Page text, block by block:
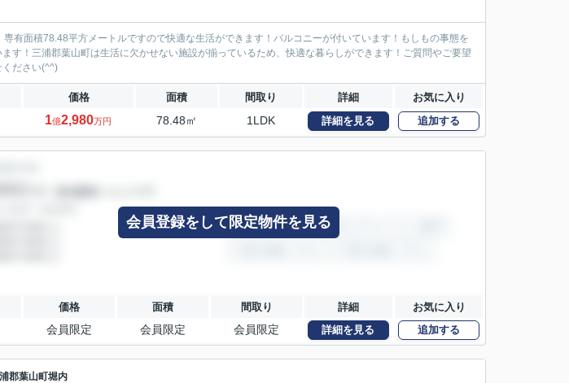
有面積78.48平方メートルですので快適な生活ができます！バルコニーが付いています！もしもの事態を
す！三浦郡葉山町は生活に欠かせない施設が揃っているため、快適な暮らしができます！ご質問やご要望
ください(^^)
価格 面積 間取り 詳細 お気に入り
1億2,980万円 78.48㎡ 1LDK 詳細を見る 追加する
会員登録をして限定物件を見る
価格 面積 間取り 詳細 お気に入り
会員限定 会員限定 会員限定 詳細を見る 追加する
郡葉山町堀内